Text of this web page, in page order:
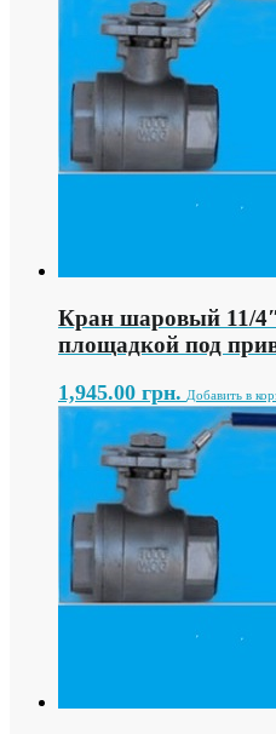
Кран шаровый 11/
площадкой под
1,945.00 грн. Добавить в